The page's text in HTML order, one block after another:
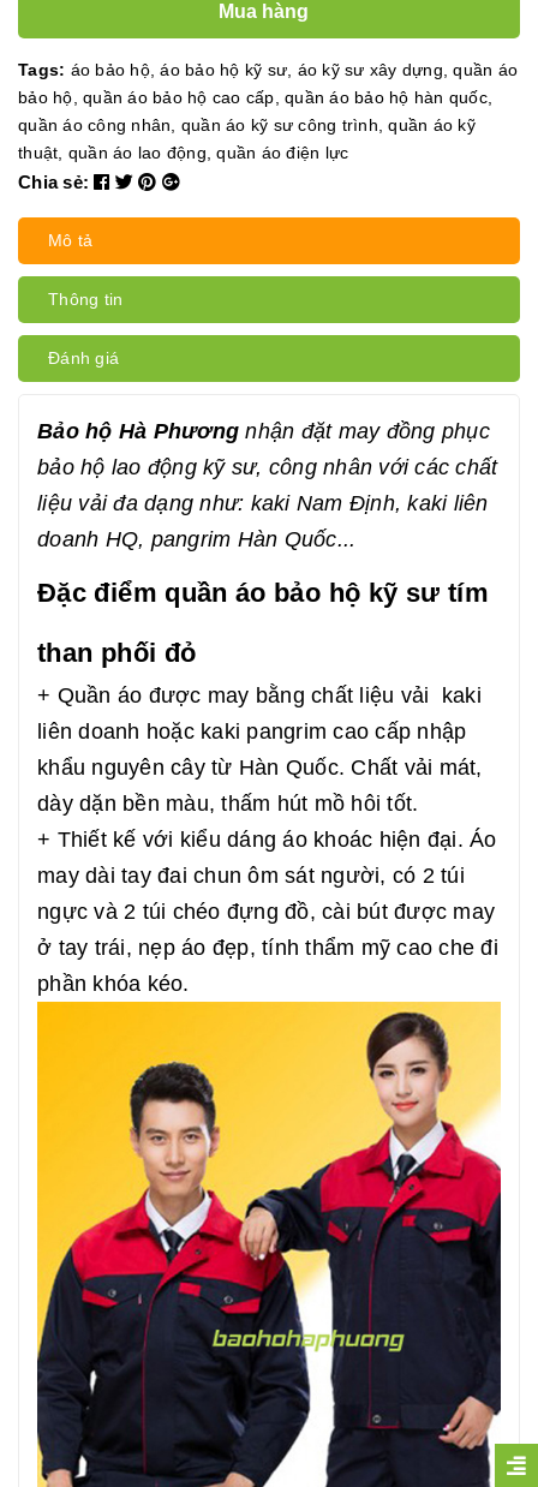
Mua hàng
Tags: áo bảo hộ,áo bảo hộ kỹ sư áo kỹ sư xây dựng ,quần áo
bảo hộ quần áo bảo hộ cao cấp quần áo bảo hộ hàn quốc,
quần áo công nhân
quần áo kỹ sư công trình ,quần áo kỹ
thuật quần áo lao động ,quần áo điện lực
Chia sẻ:
Mô tả
Thông tin
Đánh giá
Bảo hộ Hà Phương nhận đặt may đồng phục
bảo hộ lao động kỹ sư, công nhân với các chất
liệu vải đa dạng như: kaki Nam Định, kaki liên
doanh HQ, pangrim Hàn Quốc...
Đặc điểm quần áo bảo hộ kỹ sư tím
than phối đỏ
+ Quần áo được may bằng chất liệu vải kaki
liên doanh hoặc kaki pangrim cao cấp nhập
khẩu nguyên cây từ Hàn Quốc. Chất vải mát,
dày dặn bền màu, thấm hút mồ hôi tốt.
+ Thiết kế với kiểu dáng áo khoác hiện đại. Áo
may dài tay đai chun ôm sát người, có 2 túi
ngực và 2 túi chéo đựng đồ, cài bút được may
ở tay trái, nẹp áo đẹp, tính thẩm mỹ cao che đi
phần khóa kéo.